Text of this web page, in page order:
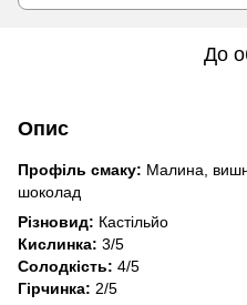
До
Опис
Профіль смаку: Малина,
шоколад
Різновид: Кастільйо
Кислинка: 3/5
Солодкість: 4/5
Гірчинка: 2/5